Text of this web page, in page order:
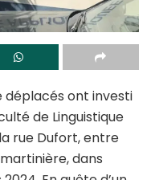
déplacés ont investi
de Linguistique
rue Dufort, entre
dans